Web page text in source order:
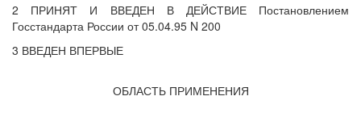
2 ПРИНЯТ И ВВЕДЕН В ДЕЙСТВИЕ Постановлением
Госстандарта России от 05.04.95 N 200
3 ВВЕДЕН ВПЕРВЫЕ
ОБЛАСТЬ ПРИМЕНЕНИЯ